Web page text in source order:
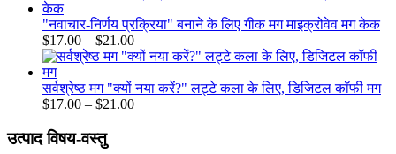
through
$21.00
"नवाचार-निर्णय प्रक्रिया" बनाने के लिए गीक मग माइक्रोवेव मग केक
$17.00 – $21.00Price
range:
through
$21.00
सर्वश्रेष्ठ मग "क्यों नया करें?" लट्टे कला के लिए, डिजिटल कॉफी मग
$17.00 – $21.00Price
उत्पाद विषय-वस्तु